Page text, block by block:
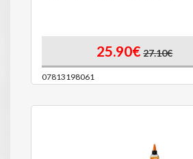
25.90€ 27.10€
07813198061